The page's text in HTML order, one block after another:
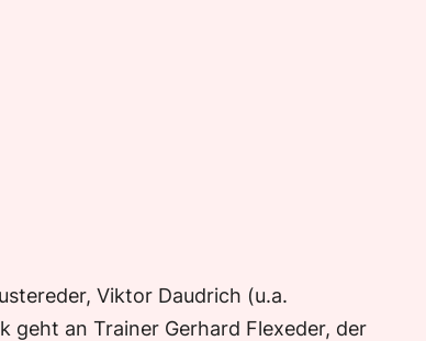
Viktor Daudrich (u.a.
geht an Trainer Gerhard Flexeder, der